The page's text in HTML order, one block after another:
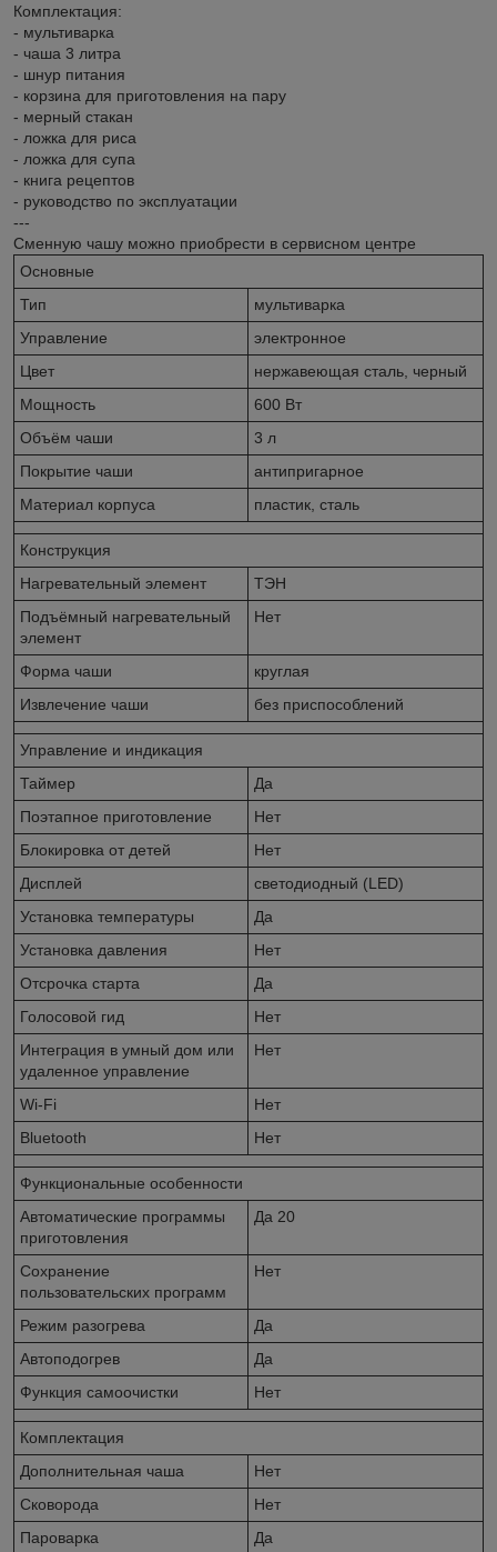
Комплектация:
- мультиварка
- чаша 3 литра
- шнур питания
- корзина для приготовления на пару
- мерный стакан
- ложка для риса
- ложка для супа
- книга рецептов
- руководство по эксплуатации
---
Сменную чашу можно приобрести в сервисном центре
Основные
Тип
мультиварка
Управление
электронное
Цвет
нержавеющая сталь, черный
Мощность
600 Вт
Объём чаши
3 л
Покрытие чаши
антипригарное
Материал корпуса
пластик, сталь
Конструкция
Нагревательный элемент
ТЭН
Подъёмный нагревательный
элемент
Нет
Форма чаши
круглая
Извлечение чаши
без приспособлений
Управление и индикация
Таймер
Да
Поэтапное приготовление
Нет
Блокировка от детей
Нет
Дисплей
светодиодный (LED)
Установка температуры
Да
Установка давления
Нет
Отсрочка старта
Да
Голосовой гид
Нет
Интеграция в умный дом или
удаленное управление
Нет
Wi-Fi
Нет
Bluetooth
Нет
Функциональные особенности
Автоматические программы
приготовления
Да 20
Сохранение
пользовательских программ
Нет
Режим разогрева
Да
Автоподогрев
Да
Функция самоочистки
Нет
Комплектация
Дополнительная чаша
Нет
Сковорода
Нет
Пароварка
Да